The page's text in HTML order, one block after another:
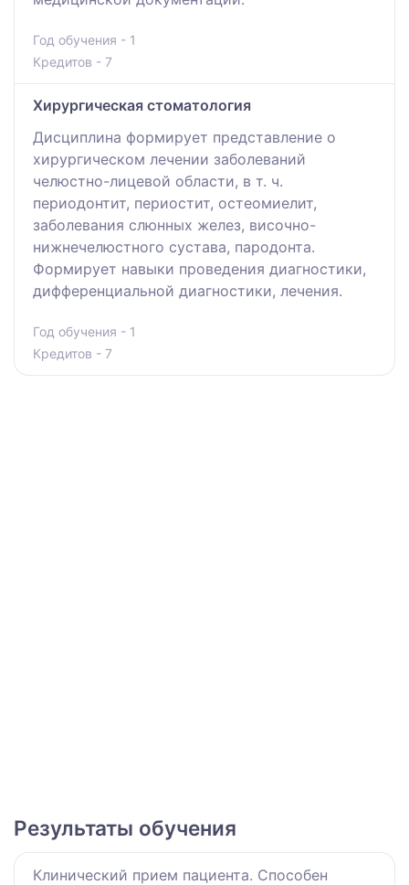
Год обучения - 1
Кредитов - 7
Хирургическая стоматология
Дисциплина формирует представление о
хирургическом лечении заболеваний
челюстно-лицевой области, в т. ч.
периодонтит, периостит, остеомиелит,
заболевания слюнных желез, височно-
нижнечелюстного сустава, пародонта.
Формирует навыки проведения диагностики,
дифференциальной диагностики, лечения.
Год обучения - 1
Кредитов - 7
Результаты обучения
Клинический прием пациента. Способен